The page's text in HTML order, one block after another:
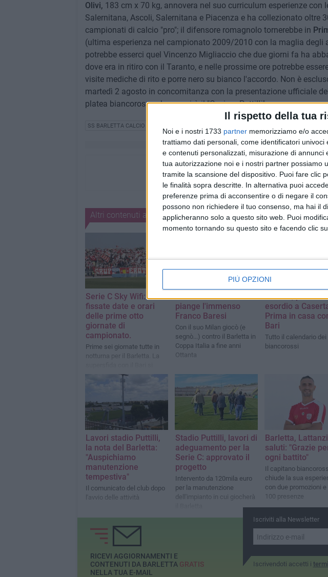
Il rispetto della tua
Noi e i nostri 1733 partner memorizziamo e/o
trattiamo dati personali, come identificatori
e contenuti personalizzati, misurazione di annunci
tua autorizzazione noi e i nostri partner possiamo
tramite la scansione del dispositivo. Puoi fare clic
le finalità sopra descritte. In alternativa puoi
preferenze prima di acconsentire o di negare il
possono non richiedere il tuo consenso, ma hai il
applicheranno solo a questo sito web. Puoi
momento tornando su questo sito e facendo clic
PIÙ OPZIONI
Olivi, 183 cm x 70 kg, annovera nel suo curriculum esperienze con
Salernitana, Ascoli, Salernitana e Piacenza e ha collezionato oltre
campionati di calcio "pro"; il difensore romagnolo tornerebbe in
(ultima esperienza nel campionato 2009/2010 con la maglia degli
potrebbe esserci quel Vincenzo Migliaccio che due giorni fa ha
dove era in ritiro con il Taranto, e nelle prossime ore potrebbe
visite mediche di rito e porre nero su bianco l'accordo. Non è
martedì 2 agosto in concomitanza con la presentazione ufficiale
platea biancorossa che gremirà il "Cosimo Puttilli".
SS BARLETTA CALCIO
Altri contenuti a tema
Serie C Sky Wifi:
fissate date e orari
delle prime otto
giornate di
campionato.
Prime sei giornate tutte in
notturna per il Barletta. La
giocheràvenerdì 28 agosto
alle ore 21. Contro il Potenza
settembre.
Il calcio italiano
piange l'immenso
Franco Baresi
Con il suo Milan giocò (e
segnò...) contro il Barletta in
Coppa Italia a fine anni
Ottanta
Serie C, per il
esordio a
Prima in casa
Bari
Tutto il calendario dei
biancorossi
Lavori stadio Puttilli,
la nota del Barletta:
"Auspichiamo
manutenzione
tempestiva"
Il comunicato del club dopo
l'avvio delle attività
Stadio Puttilli, lavori di
adeguamento per la
Serie C: approvato il
progetto
Intervento da 120mila euro
per la manutenzione
dell'impianto in cui giocherà
Barletta,
saluti: "Grazie
ogni battito"
Il capitano
chiude la sua
con due promozioni e
100 presenze
Iscriviti alla Newsletter
Iscrivendoti accetti i
RICEVI AGGIORNAMENTI E
CONTENUTI DA BARLETTA GRATIS
NELLA TUA E-MAIL